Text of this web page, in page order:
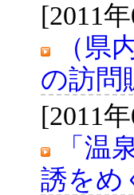
[2011
（県
の訪問
[2011
「温
誘をめ